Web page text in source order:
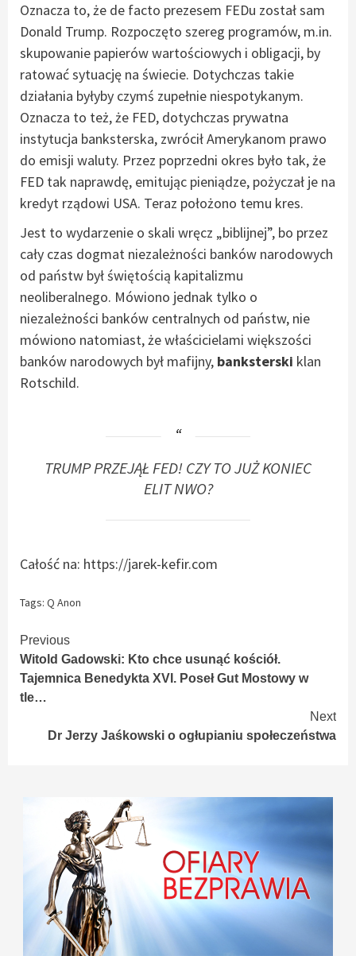
Oznacza to, że de facto prezesem FEDu został sam
Donald Trump. Rozpoczęto szereg programów, m.in.
skupowanie papierów wartościowych i obligacji, by
ratować sytuację na świecie. Dotychczas takie
działania byłyby czymś zupełnie niespotykanym.
Oznacza to też, że FED, dotychczas prywatna
instytucja banksterska, zwrócił Amerykanom prawo
do emisji waluty. Przez poprzedni okres było tak, że
FED tak naprawdę, emitując pieniądze, pożyczał je na
kredyt rządowi USA. Teraz położono temu kres.
Jest to wydarzenie o skali wręcz „biblijnej”, bo przez
cały czas dogmat niezależności banków narodowych
od państw był świętością kapitalizmu
neoliberalnego. Mówiono jednak tylko o
niezależności banków centralnych od państw, nie
mówiono natomiast, że właścicielami większości
banków narodowych był mafijny, banksterski klan
Rotschild.
TRUMP PRZEJĄŁ FED! CZY TO JUŻ KONIEC
ELIT NWO?
Całość na: https://jarek-kefir.com
Tags: Q Anon
Continue
Reading
Previous
Witold Gadowski: Kto chce usunąć kościół.
Tajemnica Benedykta XVI. Poseł Gut Mostowy w
tle…
Next
Dr Jerzy Jaśkowski o ogłupianiu społeczeństwa